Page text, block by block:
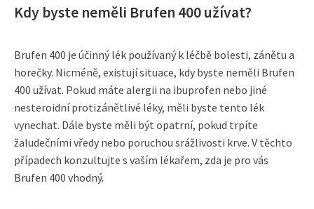
Kdy byste neměli Brufen 400 užívat?
Brufen 400 je účinný lék používaný k léčbě bolesti, zánětu a
horečky. Nicméně, existují situace, kdy byste neměli Brufen
400 užívat. Pokud máte alergii na ibuprofen nebo jiné
nesteroidní protizánětlivé léky, měli byste tento lék
vynechat. Dále byste měli být opatrní, pokud trpíte
žaludečními vředy nebo poruchou srážlivosti krve. V těchto
případech konzultujte s vaším lékařem, zda je pro vás
Brufen 400 vhodný.